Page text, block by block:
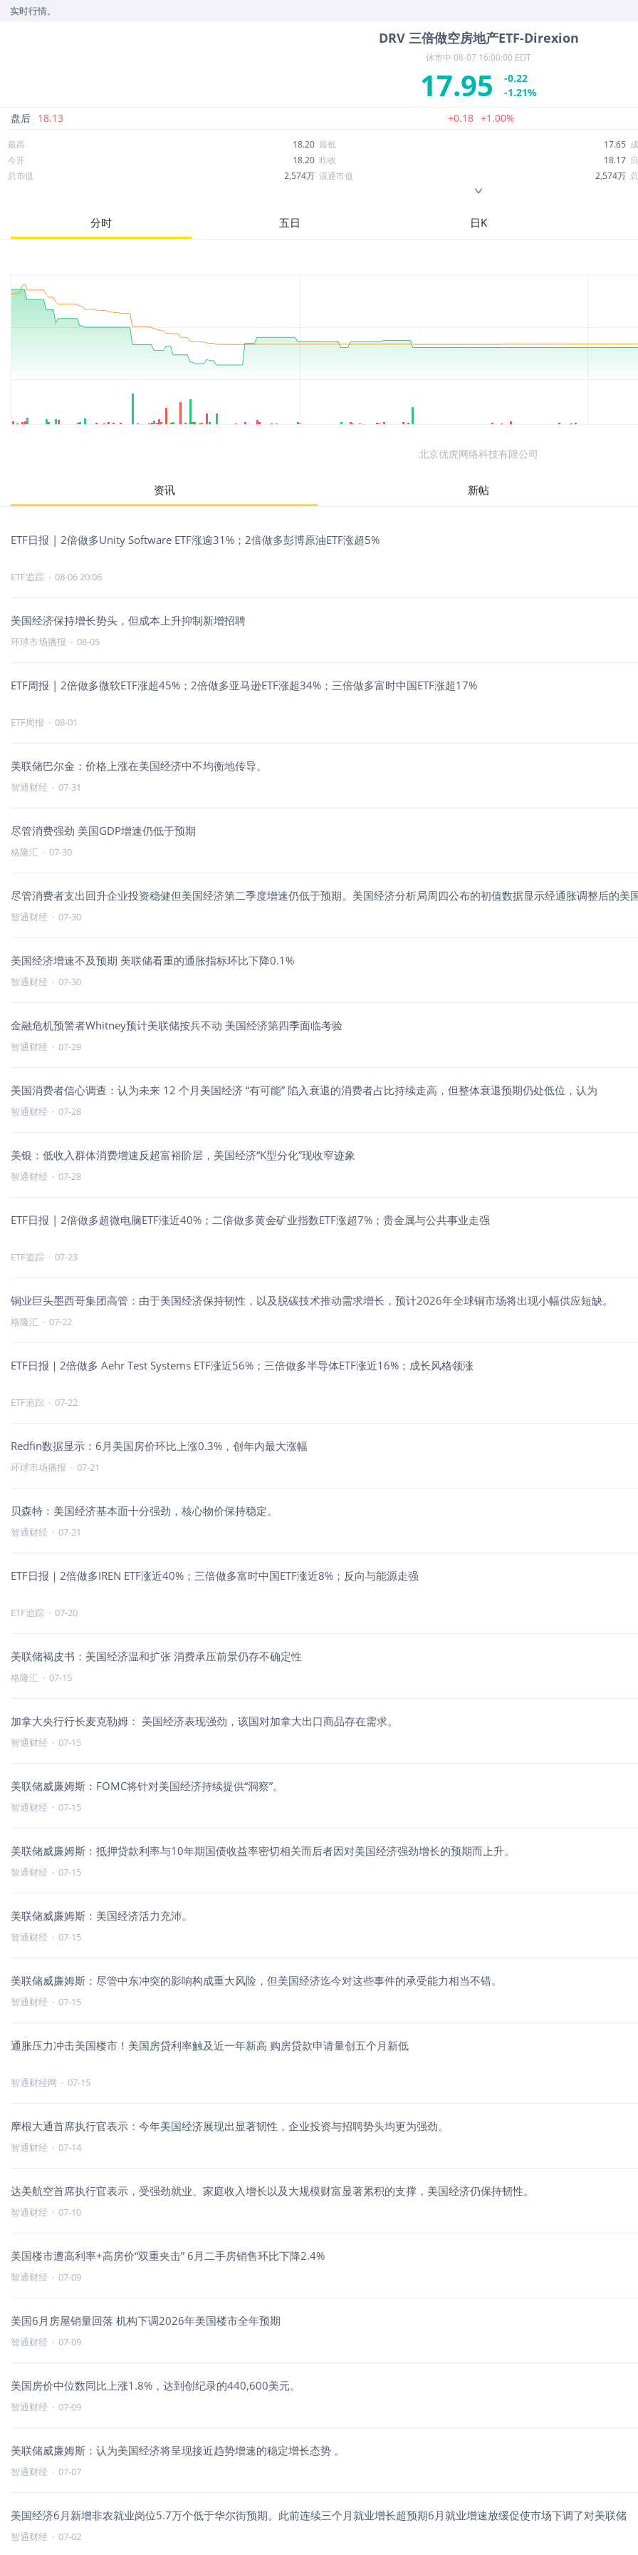
DRV 三倍做空房地产ETF-Direxion
休市中 08-07 16:00:00 EDT
17.95
-0.22
-1.21%
盘后 18.13 +0.18 +1.00%
最高 18.20 最低 17.65
今开
18.20 昨收 18.17
总市值
2,574万 流通市值 2,574万
27.75
股息
分时 五日 日K
北京优虎网络科技有限公司
资讯 新帖
ETF日报 | 2倍做多Unity Software ETF涨逾31%；2倍做多彭博原油ETF涨超5%
ETF追踪 · 08-06 20:06
美国经济保持增长势头，但成本上升抑制新增招聘
环球市场播报 · 08-05
ETF周报 | 2倍做多微软ETF涨超45%；2倍做多亚马逊ETF涨超34%；三倍做多富时中国ETF涨超17%
ETF周报 · 08-01
美联储巴尔金：价格上涨在美国经济中不均衡地传导。
智通财经 · 07-31
尽管消费强劲 美国GDP增速仍低于预期
格隆汇 · 07-30
尽管消费者支出回升企业投资稳健但美国经济第二季度增速仍低于预期。美国经济分析局周四公布的初值数据显示经通胀调整后的美
智通财经 · 07-30
美国经济增速不及预期 美联储看重的通胀指标环比下降0.1%
智通财经 · 07-30
金融危机预警者Whitney预计美联储按兵不动 美国经济第四季面临考验
智通财经 · 07-29
美国消费者信心调查：认为未来 12 个月美国经济 “有可能” 陷入衰退的消费者占比持续走高，但整体衰退预期仍处低位，认为
智通财经 · 07-28
美银：低收入群体消费增速反超富裕阶层，美国经济“K型分化”现收窄迹象
智通财经 · 07-28
ETF日报 | 2倍做多超微电脑ETF涨近40%；二倍做多黄金矿业指数ETF涨超7%；贵金属与公共事业走强
ETF追踪 · 07-23
铜业巨头墨西哥集团高管：由于美国经济保持韧性，以及脱碳技术推动需求增长，预计2026年全球铜市场将出现小幅供应短缺。
格隆汇 · 07-22
ETF日报｜2倍做多 Aehr Test Systems ETF涨近56%；三倍做多半导体ETF涨近16%；成长风格领涨
ETF追踪 · 07-22
Redfin数据显示：6月美国房价环比上涨0.3%，创年内最大涨幅
环球市场播报 · 07-21
贝森特：美国经济基本面十分强劲，核心物价保持稳定。
智通财经 · 07-21
ETF日报｜2倍做多IREN ETF涨近40%；三倍做多富时中国ETF涨近8%；反向与能源走强
ETF追踪 · 07-20
美联储褐皮书：美国经济温和扩张 消费承压前景仍存不确定性
格隆汇 · 07-15
加拿大央行行长麦克勒姆： 美国经济表现强劲，该国对加拿大出口商品存在需求。
智通财经 · 07-15
美联储威廉姆斯：FOMC将针对美国经济持续提供“洞察”。
智通财经 · 07-15
美联储威廉姆斯：抵押贷款利率与10年期国债收益率密切相关而后者因对美国经济强劲增长的预期而上升。
智通财经 · 07-15
美联储威廉姆斯：美国经济活力充沛。
智通财经 · 07-15
美联储威廉姆斯：尽管中东冲突的影响构成重大风险，但美国经济迄今对这些事件的承受能力相当不错。
智通财经 · 07-15
通胀压力冲击美国楼市！美国房贷利率触及近一年新高 购房贷款申请量创五个月新低
智通财经网 · 07-15
摩根大通首席执行官表示：今年美国经济展现出显著韧性，企业投资与招聘势头均更为强劲。
智通财经 · 07-14
达美航空首席执行官表示，受强劲就业、家庭收入增长以及大规模财富显著累积的支撑，美国经济仍保持韧性。
智通财经 · 07-10
美国楼市遭高利率+高房价“双重夹击” 6月二手房销售环比下降2.4%
智通财经 · 07-09
美国6月房屋销量回落 机构下调2026年美国楼市全年预期
智通财经 · 07-09
美国房价中位数同比上涨1.8%，达到创纪录的440,600美元。
智通财经 · 07-09
美联储威廉姆斯：认为美国经济将呈现接近趋势增速的稳定增长态势 。
智通财经 · 07-07
美国经济6月新增非农就业岗位5.7万个低于华尔街预期。此前连续三个月就业增长超预期6月就业增速放缓促使市场下调了对美联储
智通财经 · 07-02